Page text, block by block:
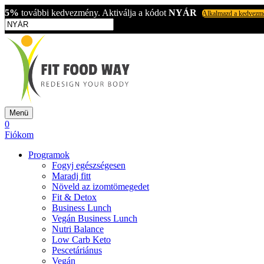
5% további kedvezmény. Aktiválja a kódot NYÁR Alkalmazd a
Menü
0
Fiókom
Programok
Fogyj egészségesen
Maradj fitt
Növeld az izomtömegedet
Fit & Detox
Business Lunch
Vegán Business Lunch
Nutri Balance
Low Carb Keto
Pescetáriánus
Vegán